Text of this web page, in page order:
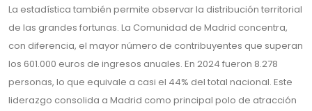
La estadística también permite observar la distribución territorial
de las grandes fortunas. La Comunidad de Madrid concentra,
con diferencia, el mayor número de contribuyentes que superan
los 601.000 euros de ingresos anuales. En 2024 fueron 8.278
personas, lo que equivale a casi el 44% del total nacional. Este
liderazgo consolida a Madrid como principal polo de atracción